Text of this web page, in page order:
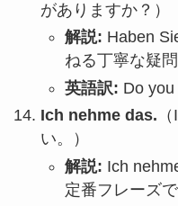
がありますか？）
解説: Haben
ねる丁寧な疑問
英語訳: Do
Ich nehme das.
い。
）
解説: Ich
定番フレーズで